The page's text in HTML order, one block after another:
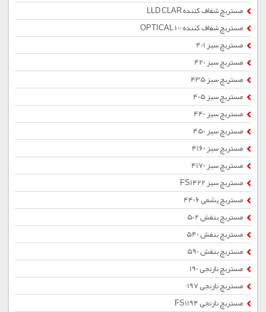
مستربچ شفاف کننده LLD CLAR
مستربچ شفاف کننده OPTICAL 100
مستربچ سبز 401
مستربچ سبز 420
مستربچ سبز 435
مستربچ سبز 405
مستربچ سبز 440
مستربچ سبز 450
مستربچ سبز 4160
مستربچ سبز 4170
مستربچ سبز FS1422
مستربچ یشمی 4406
مستربچ بنفش 502
مستربچ بنفش 540
مستربچ بنفش 590
مستربچ نارنجی 190
مستربچ نارنجی 197
مستربچ نارنجی FS1194